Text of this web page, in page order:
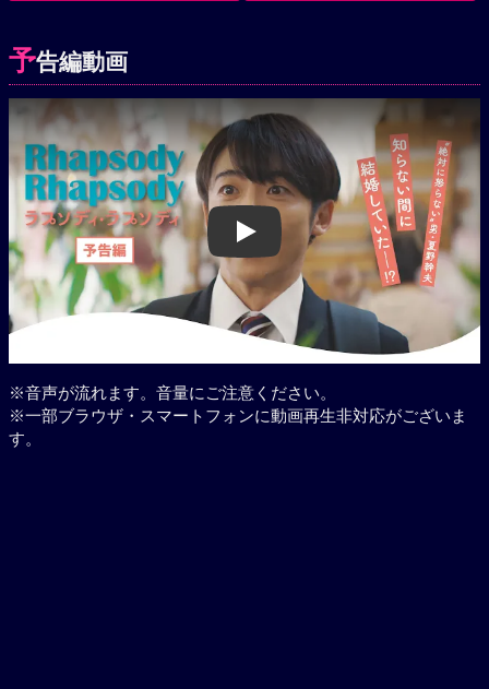
予告編動画
Play
※音声が流れます。音量にご注意ください。
※一部ブラウザ・スマートフォンに動画再生非対応がございま
す。